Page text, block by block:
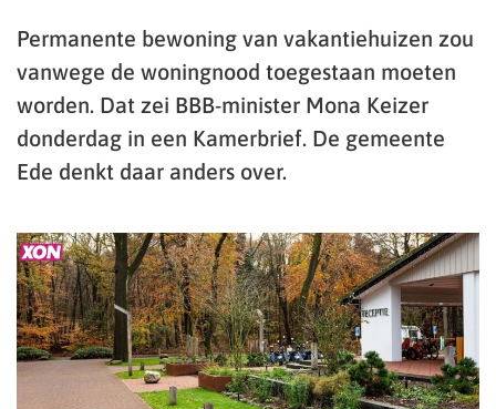
Permanente bewoning van vakantiehuizen zou
vanwege de woningnood toegestaan moeten
worden. Dat zei BBB-minister Mona Keizer
donderdag in een Kamerbrief. De gemeente
Ede denkt daar anders over.